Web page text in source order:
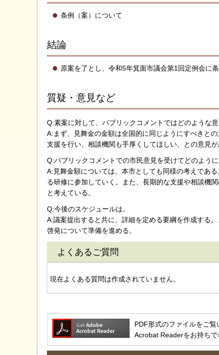
条例（案）について
結論
原案を了とし、令和5年箕面市議会第1回定例会に
質疑・意見など
Q:素案に対して、パブリックコメントではどのような
A:まず、見舞金の金額は全国的に同じようにすべきと
支援を行い、相談機関も手厚くしてほしい、との意見
Q:パブリックコメントでの市民意見を受けてどのように
A:見舞金額については、本市としても同様の考えであ
る研修に参加していく。また、長期的な支援や相談機
と考えている。
Q:今後のスケジュールは。
A:議案提出すると共に、詳細を定める要綱を作成する
啓発について準備を進める。
よくあるご質問
現在よくある質問は作成されていません。
PDF形式のファイルをご
Acrobat Readerをお持ちで